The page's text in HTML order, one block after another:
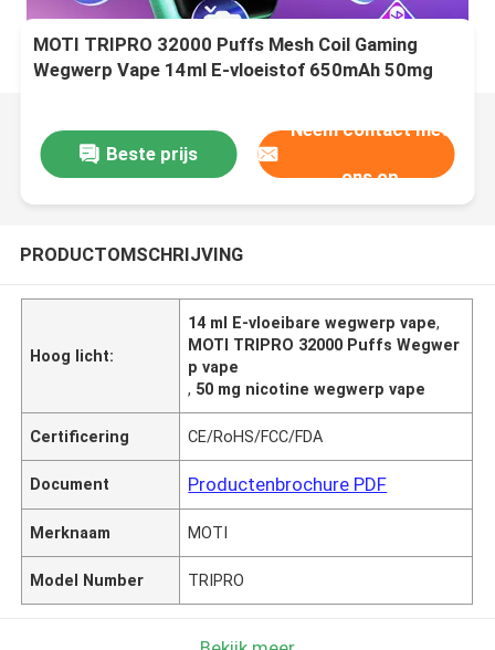
MOTI TRIPRO 32000 Puffs Mesh Coil Gaming
Wegwerp Vape 14ml E-vloeistof 650mAh 50mg
Beste prijs
Neem contact met
ons op
PRODUCTOMSCHRIJVING
Hoog licht:
14 ml E-vloeibare wegwerp vape,
MOTI TRIPRO 32000 Puffs Wegwer
p vape
, 50 mg nicotine wegwerp vape
Certificering CE/RoHS/FCC/FDA
Document Productenbrochure PDF
Merknaam MOTI
Model Number TRIPRO